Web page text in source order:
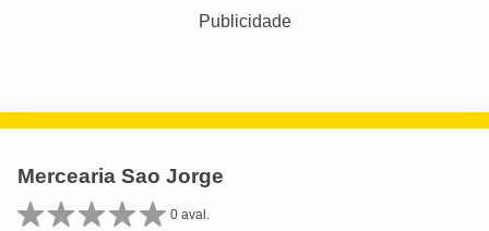
Publicidade
Mercearia Sao Jorge
0 aval.